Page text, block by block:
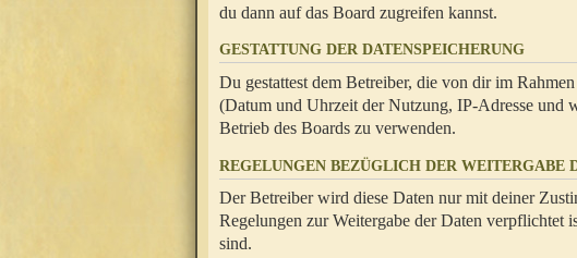
du dann auf das Board zugreifen kannst.
GESTATTUNG DER DATENSPEICHERUNG
Du gestattest dem Betreiber, die von dir im
(Datum und Uhrzeit der Nutzung, IP-Adresse und
Betrieb des Boards zu verwenden.
REGELUNGEN BEZÜGLICH DER WEITERGABE
Der Betreiber wird diese Daten nur mit deiner
Regelungen zur Weitergabe der Daten verpflichtet
sind.